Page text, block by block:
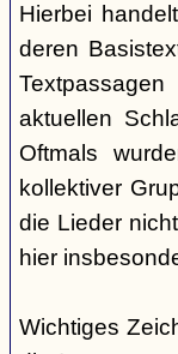
Hierbei
deren
aktuellen
Oftmals
kollektiver
die Lieder
hier
Wichtiges